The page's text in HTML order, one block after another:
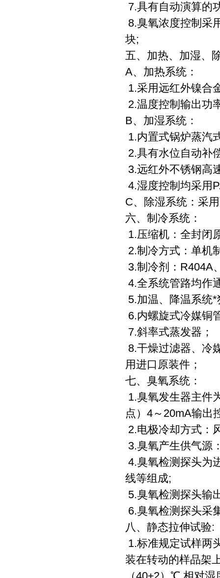
7.具有自动演算的
8.臭氧浓度控制采
块;
五、加热、加湿、
A、加热系统：
1.采用远红外镍合
2.温度控制输出功
B、加湿系统：
1.内置式锅炉蒸汽
2.具有水位自动补
3.远红外不锈钢高
4.湿度控制均采用
C、除湿系统：采
六、制冷系统：
1.压缩机：全封闭
2.制冷方式：单机
3.制冷剂：R404A
4.全系统管路均作
5.加温、降温系统*
6.内螺旋式冷媒铜
7.斜率式蒸发器；
8.干燥过滤器、冷
用进口原装件；
七、臭氧系统：
1.臭氧发生器主件
点）4～20mA输出
2.电极冷却方式：
3.臭氧产生供气源
4.臭氧检测探头为
线等组成;
5.臭氧检测探头输
6.臭氧检测探头采
八、静态拉伸试验:
1.标准规定试样两
装在转动的样品架